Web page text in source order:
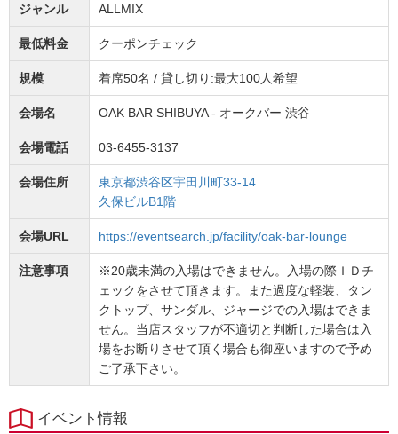
ジャンル ALLMIX
最低料金 クーポンチェック
規模 着席50名 / 貸し切り:最大100人希望
会場名 OAK BAR SHIBUYA - オークバー 渋谷
会場電話 03-6455-3137
会場住所
東京都渋谷区宇田川町33-14
久保ビルB1階
会場URL https://eventsearch.jp/facility/oak-bar-lounge
注意事項
※20歳未満の入場はできません。入場の際ＩＤチ
ェックをさせて頂きます。また過度な軽装、タン
クトップ、サンダル、ジャージでの入場はできま
せん。当店スタッフが不適切と判断した場合は入
場をお断りさせて頂く場合も御座いますので予め
ご了承下さい。
イベント情報